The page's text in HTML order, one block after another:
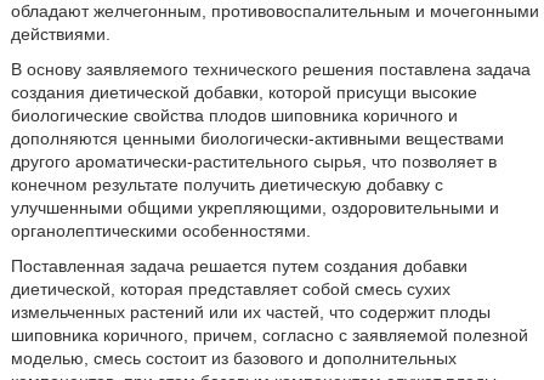
обладают желчегонным, противовоспалительным и мочегонными
действиями.
В основу заявляемого технического решения поставлена задача
создания диетической добавки, которой присущи высокие
биологические свойства плодов шиповника коричного и
дополняются ценными биологически-активными веществами
другого ароматически-растительного сырья, что позволяет в
конечном результате получить диетическую добавку с
улучшенными общими укрепляющими, оздоровительными и
органолептическими особенностями.
Поставленная задача решается путем создания добавки
диетической, которая представляет собой смесь сухих
измельченных растений или их частей, что содержит плоды
шиповника коричного, причем, согласно с заявляемой полезной
моделью, смесь состоит из базового и дополнительных